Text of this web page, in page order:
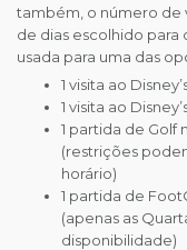
também, o número de
de dias escolhido para
usada para uma das
1 visita ao
1 visita ao
1 partida de Golf
(restrições
horário)
1 partida de
(apenas as
disponibilidade)